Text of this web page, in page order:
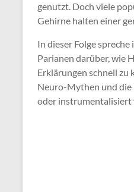
genutzt. Doch viele
Gehirne halten einer
In dieser Folge
Parianen darüber, wie
Erklärungen schnell zu
Neuro-Mythen und die
oder instrumentalisiert